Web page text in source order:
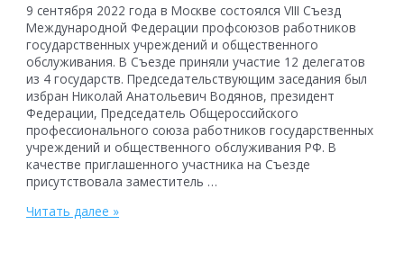
9 сентября 2022 года в Москве состоялся VIII Съезд
Международной Федерации профсоюзов работников
государственных учреждений и общественного
обслуживания. В Съезде приняли участие 12 делегатов
из 4 государств. Председательствующим заседания был
избран Николай Анатольевич Водянов, президент
Федерации, Председатель Общероссийского
профессионального союза работников государственных
учреждений и общественного обслуживания РФ. В
качестве приглашенного участника на Съезде
присутствовала заместитель …
VIII
Читать далее »